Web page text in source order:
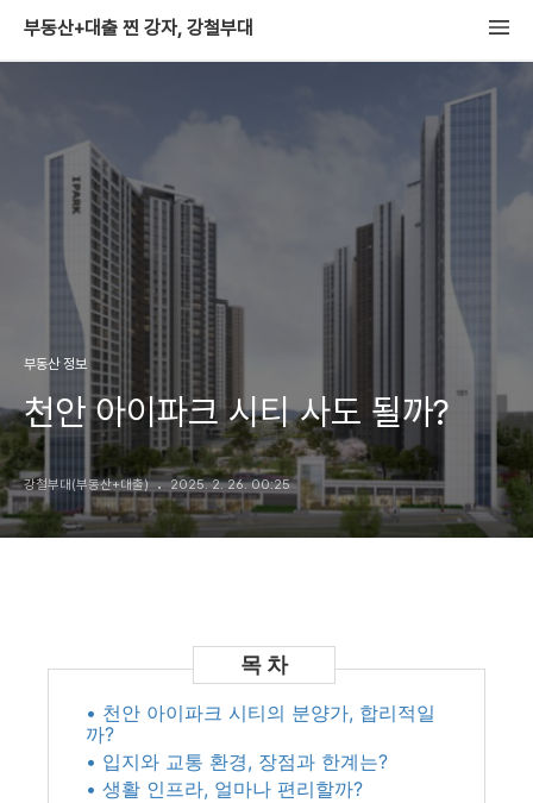
부동산+대출 찐 강자, 강철부대
부동산 정보
천안 아이파크 시티 사도 될까?
강철부대(부동산+대출) 2025. 2. 26. 00:25
• 천안 아이파크 시티의 분양가, 합리적일
까?
• 입지와 교통 환경, 장점과 한계는?
• 생활 인프라, 얼마나 편리할까?